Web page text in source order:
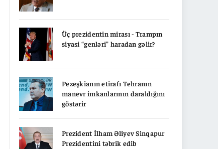
Üç prezidentin mirası - Trampın
siyasi “genləri” haradan gəlir?
Pezeşkianın etirafı Tehranın
manevr imkanlarının daraldığını
göstərir
Prezident İlham Əliyev Sinqapur
Prezidentini təbrik edib